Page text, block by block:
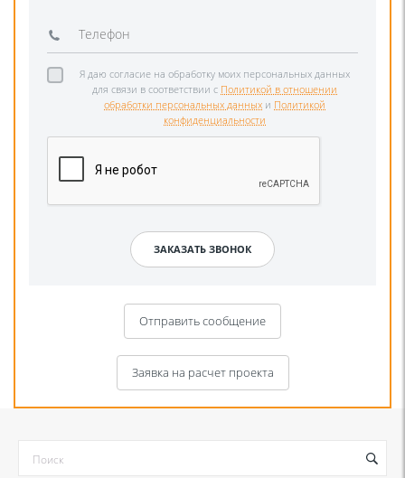
Я даю согласие на обработку моих персональных данных
для связи в соответствии с Политикой в отношении
обработки персональных данных и Политикой
конфиденциальности
Отправить сообщение
Заявка на расчет проекта